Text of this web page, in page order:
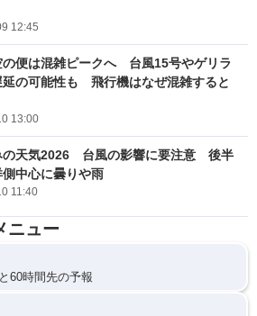
12:45
の便は混雑ピークへ 台風15号やゲリラ
延の可能性も 飛行機はなぜ混雑すると
13:00
の天気2026 台風の影響に要注意 後半
側中心に曇りや雨
11:40
ニュー
60時間先の予報